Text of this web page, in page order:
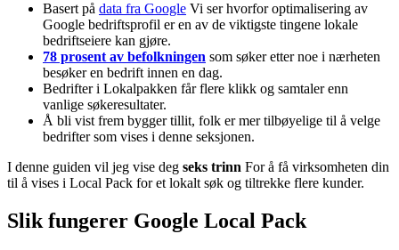
Basert på data fra Google Vi ser hvorfor optimalisering av
Google bedriftsprofil er en av de viktigste tingene lokale
bedriftseiere kan gjøre.
78 prosent av befolkningen som søker etter noe i nærheten
besøker en bedrift innen en dag.
Bedrifter i Lokalpakken får flere klikk og samtaler enn
vanlige søkeresultater.
Å bli vist frem bygger tillit, folk er mer tilbøyelige til å velge
bedrifter som vises i denne seksjonen.
I denne guiden vil jeg vise deg seks trinn For å få virksomheten din
til å vises i Local Pack for et lokalt søk og tiltrekke flere kunder.
Slik fungerer Google Local Pack